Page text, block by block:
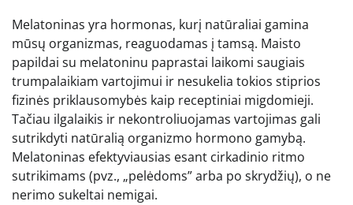
Melatoninas yra hormonas, kurį natūraliai gamina
mūsų organizmas, reaguodamas į tamsą. Maisto
papildai su melatoninu paprastai laikomi saugiais
trumpalaikiam vartojimui ir nesukelia tokios stiprios
fizinės priklausomybės kaip receptiniai migdomieji.
Tačiau ilgalaikis ir nekontroliuojamas vartojimas gali
sutrikdyti natūralią organizmo hormono gamybą.
Melatoninas efektyviausias esant cirkadinio ritmo
sutrikimams (pvz., „pelėdoms” arba po skrydžių), o ne
nerimo sukeltai nemigai.